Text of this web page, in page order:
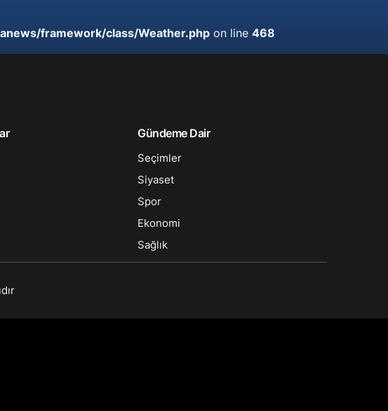
Gece Modu
framework/class/Weather.php on line 468
Gündeme Dair
Seçimler
Siyaset
Spor
Ekonomi
Sağlık